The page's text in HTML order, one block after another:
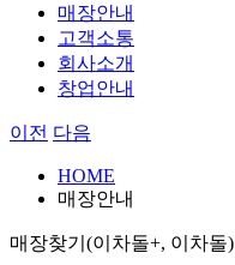
매장안내
고객소통
회사소개
창업안내
이전 다음
HOME
매장안내
매장찾기(이차돌+, 이차돌)